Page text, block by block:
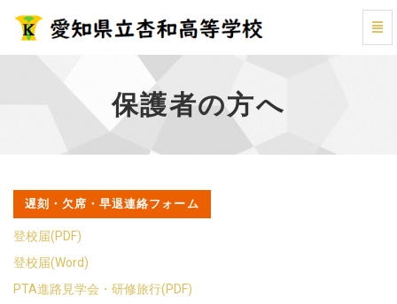
保
護
保護者の方へ
遅刻・欠席・早退連絡フォーム
登校届(PDF)
登校届(Word)
PTA進路見学会・研修旅行(PDF)